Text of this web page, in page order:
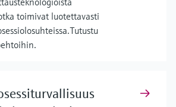
toimivat luotettavasti